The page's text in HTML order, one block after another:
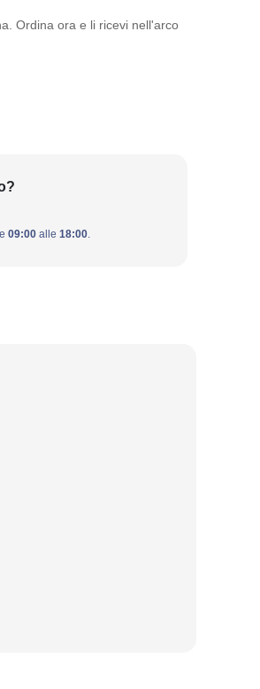
Ordina ora e li ricevi nell'arco
09:00alle 18:00.